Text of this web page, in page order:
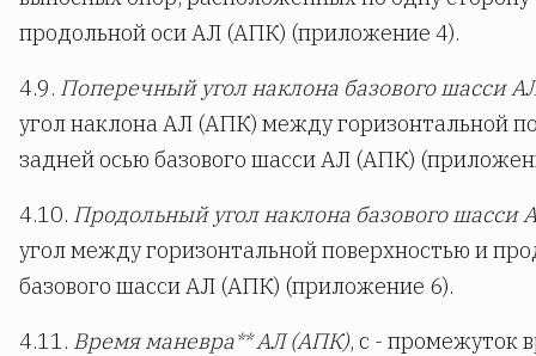
продольной оси АЛ (АПК) (приложение 4).
4.9. Поперечный угол наклона базового шасси
угол наклона АЛ (АПК) между горизонтальной
задней осью базового шасси АЛ (АПК)
4.10. Продольный угол наклона базового шасси
угол между горизонтальной поверхностью и
базового шасси АЛ (АПК) (приложение 6).
4.11. Время маневра** АЛ (АПК), с - промежуток